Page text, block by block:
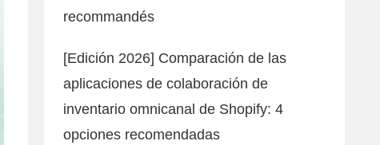
recommandés
[Edición 2026] Comparación de las
aplicaciones de colaboración de
inventario omnicanal de Shopify: 4
opciones recomendadas